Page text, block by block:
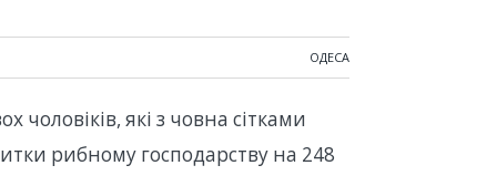
ОДЕСА
чоловіків, які з човна сітками
рибному господарству на 248